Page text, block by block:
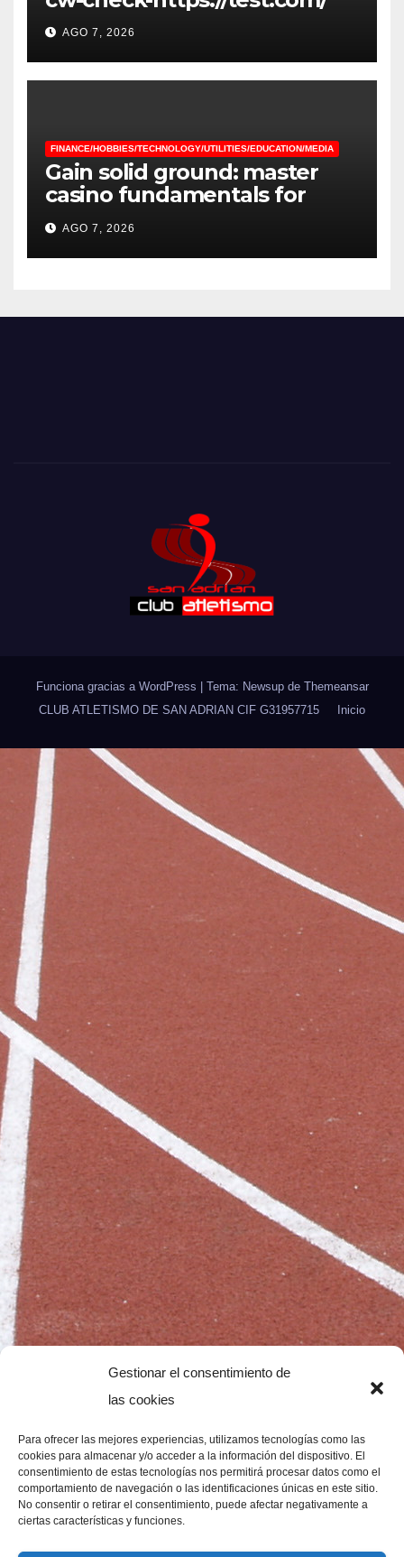
Gestionar el consentimiento de
las cookies
Para ofrecer las mejores experiencias, utilizamos tecnologías como las
cookies para almacenar y/o acceder a la información del dispositivo. El
consentimiento de estas tecnologías nos permitirá procesar datos como el
comportamiento de navegación o las identificaciones únicas en este sitio.
No consentir o retirar el consentimiento, puede afectar negativamente a
ciertas características y funciones.
AGO 7, 2026
FINANCE/HOBBIES/TECHNOLOGY/UTILITIES/EDUCATION/MEDIA
Gain solid ground: master
casino fundamentals for
improved financial outcomes
AGO 7, 2026
Funciona gracias a WordPress Tema: Newsup de Themeansar
CLUB ATLETISMO DE SAN ADRIAN CIF G31957715
Inicio